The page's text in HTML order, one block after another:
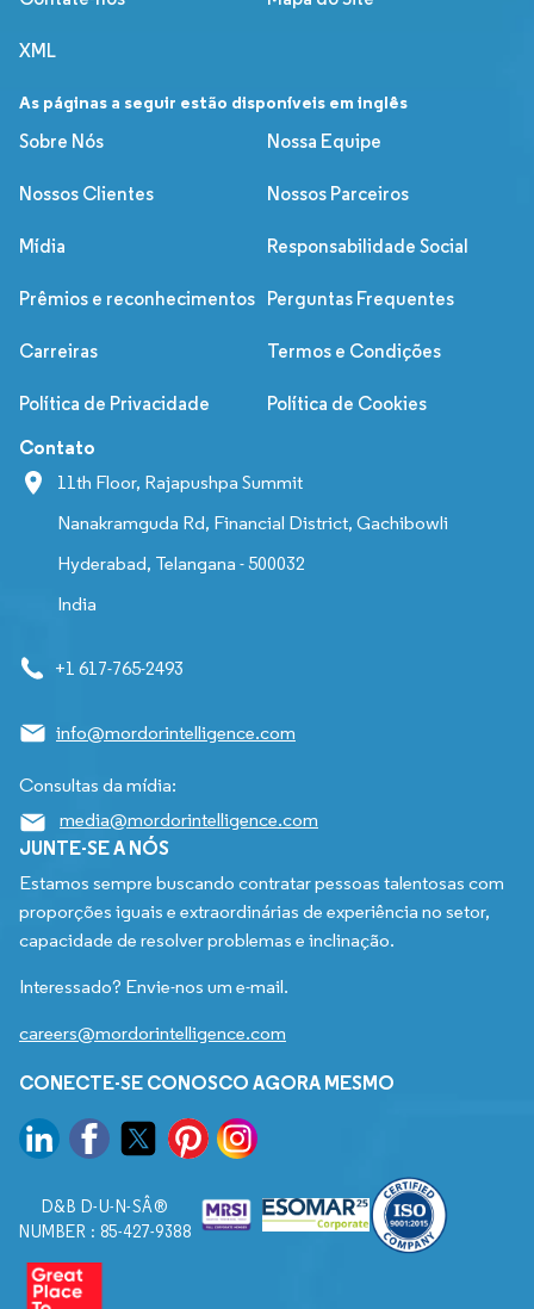
XML
As páginas a seguir estão disponíveis em inglês
Sobre Nós
Nossa Equipe
Nossos Clientes Nossos Parceiros
Mídia Responsabilidade Social
Prêmios e reconhecimentos Perguntas Frequentes
Carreiras Termos e Condições
Política de Privacidade Política de Cookies
Contato
11th Floor, Rajapushpa Summit
Nanakramguda Rd, Financial District, Gachibowli
Hyderabad, Telangana - 500032
India
+1 617-765-2493
info@mordorintelligence.com
Consultas da mídia:
media@mordorintelligence.com
JUNTE-SE A NÓS
Estamos sempre buscando contratar pessoas talentosas com
proporções iguais e extraordinárias de experiência no setor,
capacidade de resolver problemas e inclinação.
Interessado? Envie-nos um e-mail.
careers@mordorintelligence.com
CONECTE-SE CONOSCO AGORA MESMO
D&B D-U-N-SÂ®
NUMBER : 85-427-9388